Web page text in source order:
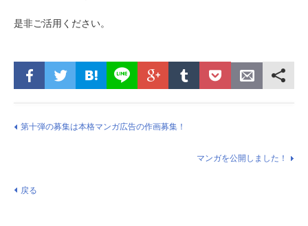
是非ご活用ください。
第十弾の募集は本格マンガ広告の作画募集！
マンガを公開しました！
戻る